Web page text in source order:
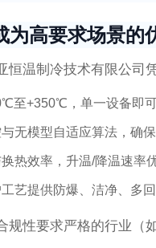
高要求场景的
温制冷技术有限公司
至+350℃，单一设备即
与无模型自适应算法，确
热效率，升温/降温速率
工艺提供防爆、洁净、多
规性要求严格的行业